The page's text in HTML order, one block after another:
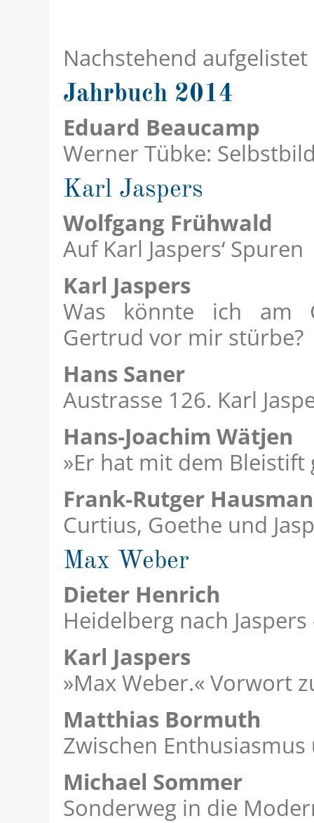
Nachstehend
Jahrbuch 2014
Eduard Beaucamp
Werner Tübke:
Karl Jaspers
Wolfgang Frühwald
Auf Karl Jaspers‘ Spuren
Karl Jaspers
Was könnte ich am
Gertrud vor mir stürbe?
Hans Saner
Austrasse 126. Karl
Hans-Joachim Wätjen
»Er hat mit dem Bleistift
Frank-Rutger
Curtius, Goethe und
Max Weber
Dieter Henrich
Heidelberg nach
Karl Jaspers
»Max Weber.« Vorwort
Matthias Bormuth
Zwischen
Michael Sommer
Sonderweg in die